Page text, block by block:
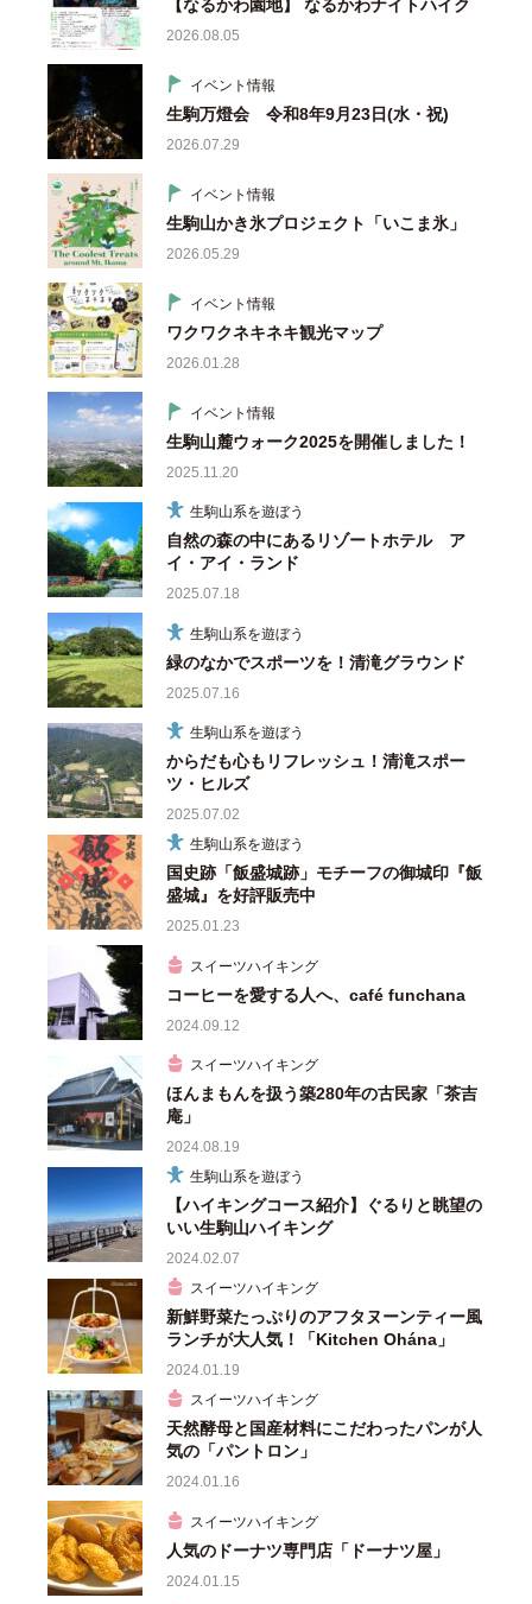
【なるかわ園地】 なるかわナイトハイク
2026.08.05
イベント情報
生駒万燈会 令和8年9月23日(水・祝)
2026.07.29
イベント情報
生駒山かき氷プロジェクト「いこま氷」
2026.05.29
イベント情報
ワクワクネキネキ観光マップ
2026.01.28
イベント情報
生駒山麓ウォーク2025を開催しました！
2025.11.20
生駒山系を遊ぼう
自然の森の中にあるリゾートホテル ア
イ・アイ・ランド
2025.07.18
生駒山系を遊ぼう
緑のなかでスポーツを！清滝グラウンド
2025.07.16
生駒山系を遊ぼう
からだも心もリフレッシュ！清滝スポー
ツ・ヒルズ
2025.07.02
生駒山系を遊ぼう
国史跡「飯盛城跡」モチーフの御城印『飯
盛城』を好評販売中
2025.01.23
スイーツハイキング
コーヒーを愛する人へ、café funchana
2024.09.12
スイーツハイキング
ほんまもんを扱う築280年の古民家「茶吉
庵」
2024.08.19
生駒山系を遊ぼう
【ハイキングコース紹介】ぐるりと眺望の
いい生駒山ハイキング
2024.02.07
スイーツハイキング
新鮮野菜たっぷりのアフタヌーンティー風
ランチが大人気！「Kitchen Ohána」
2024.01.19
スイーツハイキング
天然酵母と国産材料にこだわったパンが人
気の「パントロン」
2024.01.16
スイーツハイキング
人気のドーナツ専門店「ドーナツ屋」
2024.01.15